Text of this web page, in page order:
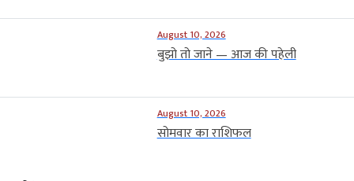
August 10, 2026
बुझो तो जाने — आज की पहेली
August 10, 2026
सोमवार का राशिफल